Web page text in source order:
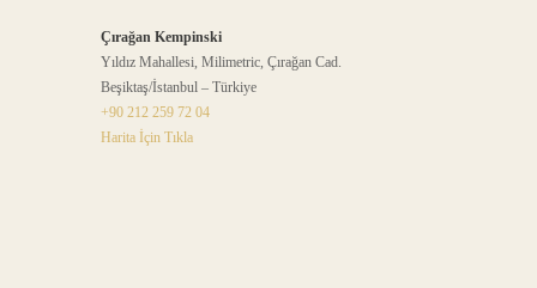
Çırağan Kempinski
Yıldız Mahallesi, Milimetric, Çırağan Cad.
Beşiktaş/İstanbul – Türkiye
+90 212 259 72 04
Harita İçin Tıkla